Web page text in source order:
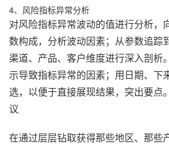
4、风险指标异常分析
对风险指标异常波动的值进行分析，
数构成，分析波动因素；从参数追踪
渠道、产品、客户维度进行深入剖析
示导致指标异常的因素；用日期、下
选，以便于直接展现结果，突出要点
议
在通过层层钻取获得那些地区、那些